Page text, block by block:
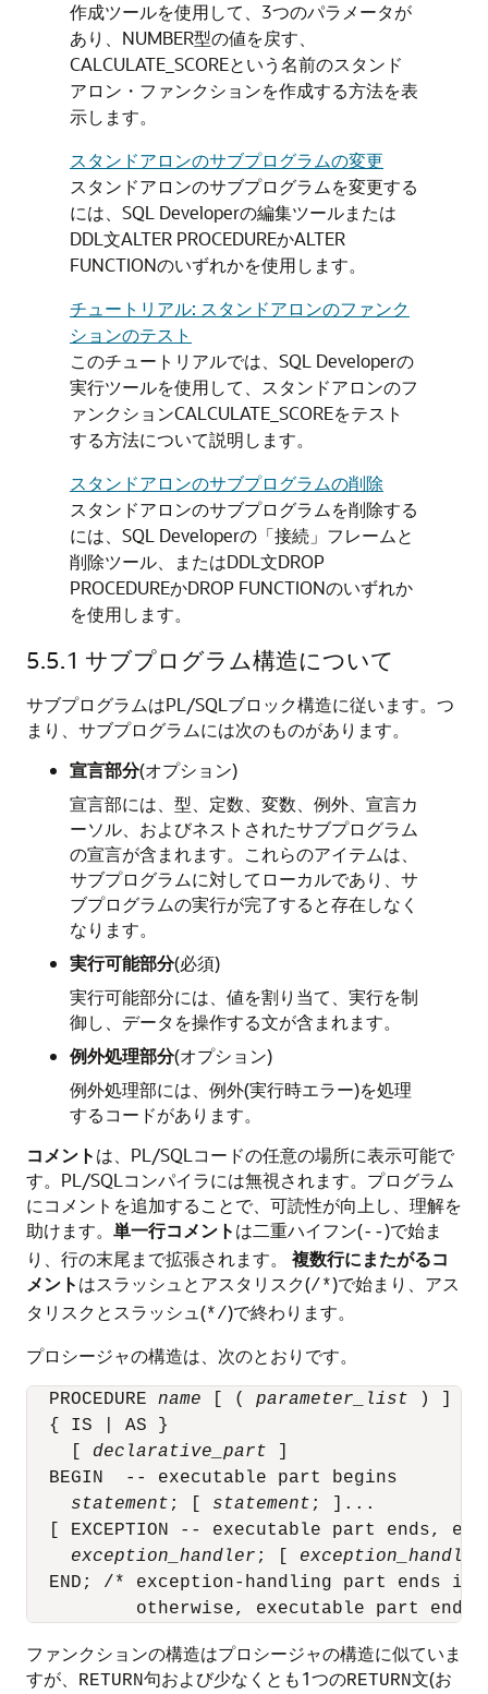
作成ツールを使用して、3つのパラメータが
あり、 NUMBER型の値を戻す、
CALCULATE_SCOREという名前のスタンド
アロン・ファンクションを作成する方法を表
示します。
スタンドアロンのサブプログラムの変更
スタンドアロンのサブプログラムを変更する
には、SQL Developerの編集ツールまたは
DDL文ALTER PROCEDUREかALTER
FUNCTIONのいずれかを使用します。
チュートリアル: スタンドアロンのファンク
ションのテスト
このチュートリアルでは、SQL Developerの
実行ツールを使用して、スタンドアロンのフ
ァンクションCALCULATE_SCOREをテスト
する方法について説明します。
スタンドアロンのサブプログラムの削除
スタンドアロンのサブプログラムを削除する
には、SQL Developerの 「接続」 フレームと
削除ツール、またはDDL文DROP
PROCEDUREかDROP FUNCTIONのいずれか
を使用します。
5.5.1 サブプログラム構造について
サブプログラムはPL/SQLブロック構造に従います。つ
まり、サブプログラムには次のものがあります。
宣言部分(オプション)
宣言部には、型、定数、変数、例外、宣言カ
ーソル、およびネストされたサブプログラム
の宣言が含まれます。これらのアイテムは、
サブプログラムに対してローカルであり、サ
ブプログラムの実行が完了すると存在しなく
なります。
実行可能部分(必須)
実行可能部分には、値を割り当て、実行を制
御し、データを操作する文が含まれます。
例外処理部分(オプション)
例外処理部には、例外(実行時エラー)を処理
するコードがあります。
コメントは、PL/SQLコードの任意の場所に表示可能で
す。PL/SQLコンパイラには無視されます。プログラム
にコメントを追加することで、可読性が向上し、理解を
助けます。 単一行コメントは二重ハイフン(--)で始ま
り、行の末尾まで拡張されます。
複数行にまたがるコ
メントはスラッシュとアスタリスク(/*)で始まり、アス
タリスクとスラッシュ(*/)で終わります。
プロシージャの構造は、次のとおりです。
  PROCEDURE
name [ ( parameter_list ) ]
  { IS | AS }
declarative_part
  BEGIN  -- executable part begins
statement ; [ statement ; ]...
[ EXCEPTION -- executable part ends,
exception_handler ; [ exception_handler
END; /* exception-handling part ends if
ファンクションの構造はプロシージャの構造に似ていま
すが、
RETURN句および少なくとも1つのRETURN文(お